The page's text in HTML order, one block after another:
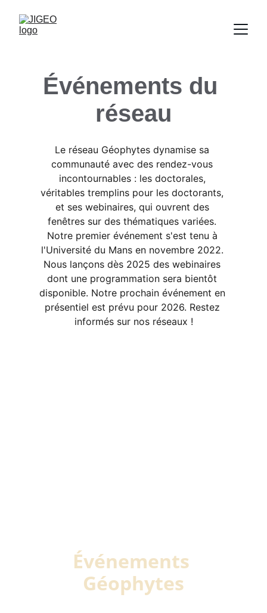
Événements du
réseau
Le réseau Géophytes dynamise sa
communauté avec des rendez-vous
incontournables : les doctorales,
véritables tremplins pour les doctorants,
et ses webinaires, qui ouvrent des
fenêtres sur des thématiques variées.
Notre premier événement s'est tenu à
l'Université du Mans en novembre 2022.
Nous lançons dès 2025 des webinaires
dont une programmation sera bientôt
disponible. Notre prochain événement en
présentiel est prévu pour 2026. Restez
informés sur nos réseaux !
Événements
Géophytes